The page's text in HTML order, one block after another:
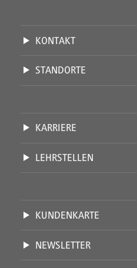
KONTAKT
STANDORTE
KARRIERE
LEHRSTELLEN
KUNDENKARTE
NEWSLETTER